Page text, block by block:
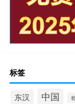
标签
东汉 中国